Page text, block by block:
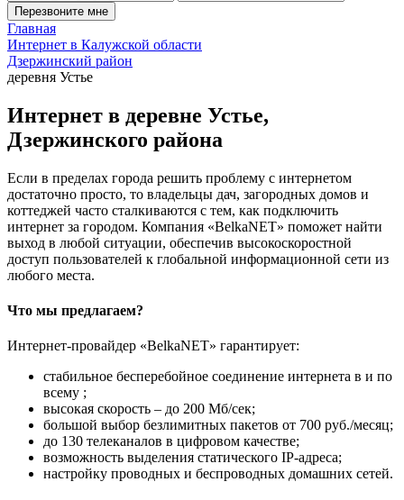
Перезвоните мне
Главная
Интернет в Калужской области
Дзержинский район
деревня Устье
Интернет в деревне Устье,
Дзержинского района
Если в пределах города решить проблему с интернетом
достаточно просто, то владельцы дач, загородных домов и
коттеджей часто сталкиваются с тем, как подключить
интернет за городом. Компания «BelkaNET» поможет найти
выход в любой ситуации, обеспечив высокоскоростной
доступ пользователей к глобальной информационной сети из
любого места.
Что мы предлагаем?
Интернет-провайдер «BelkaNET» гарантирует:
стабильное бесперебойное соединение интернета в и по
всему ;
высокая скорость – до 200 Мб/сек;
большой выбор безлимитных пакетов от 700 руб./месяц;
до 130 телеканалов в цифровом качестве;
возможность выделения статического IP-адреса;
настройку проводных и беспроводных домашних сетей.